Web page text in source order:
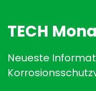
TECH
Neueste